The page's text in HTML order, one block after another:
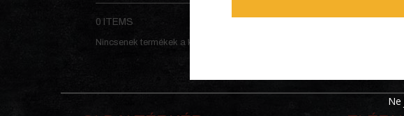
0 ITEMS
Nincsenek termékek a kosárban.
Ne